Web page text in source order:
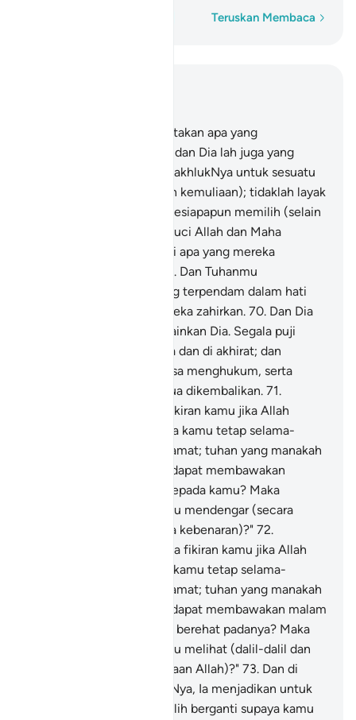
Teruskan Membaca
Dan Tuhanmu menciptakan apa yang
dirancangkan berlakunya, dan Dia lah juga yang
memilih (satu-satu dari makhlukNya untuk sesuatu
tugas atau keutamaan dan kemuliaan); tidaklah layak
dan tidaklah berhak bagi sesiapapun memilih (selain
dari pilihan Allah). Maha Suci Allah dan Maha
Tinggilah keadaanNya dari apa yang mereka
. Dan Tuhanmu
mengetahui akan apa yang terpendam dalam hati
mereka dan apa yang mereka zahirkan. 70. Dan Dia
lah Allah tiada Tuhan melainkan Dia. Segala puji
tertentu bagiNya, di dunia dan di akhirat; dan
hanyalah Dia yang berkuasa menghukum, serta
kepadaNyalah kamu semua dikembalikan. 71.
Katakanlah: "Bagaimana fikiran kamu jika Allah
menjadikan malam kepada kamu tetap selama-
lamanya hingga ke hari kiamat; tuhan yang manakah
yang lain dari Allah, yang dapat membawakan
cahaya yang menerangi kepada kamu? Maka
mengapa kamu tidak mahu mendengar (secara
memahami dan menerima kebenaran)?" 72.
katakanlah lagi: Bagaimana fikiran kamu jika Allah
menjadikan siang kepada kamu tetap selama-
lamanya hingga ke hari kiamat; tuhan yang manakah
yang lain dari Allah, yang dapat membawakan malam
kepada kamu untuk kamu berehat padanya? Maka
mengapa kamu tidak mahu melihat (dalil-dalil dan
bukti keesaan dan kekuasaan Allah)?" 73. Dan di
antara rahmat pemberianNya, Ia menjadikan untuk
kamu malam dan siang (silih berganti supaya kamu